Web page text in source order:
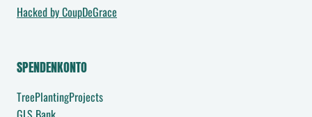
Hacked by CoupDeGrace
SPENDENKONTO
TreePlantingProjects